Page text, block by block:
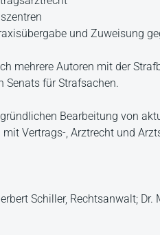
und Zuweisung
mehrere Autoren mit der
Senats für Strafsachen.
Bearbeitung von
Vertrags-, Arztrecht und
Schiller, Rechtsanwalt;